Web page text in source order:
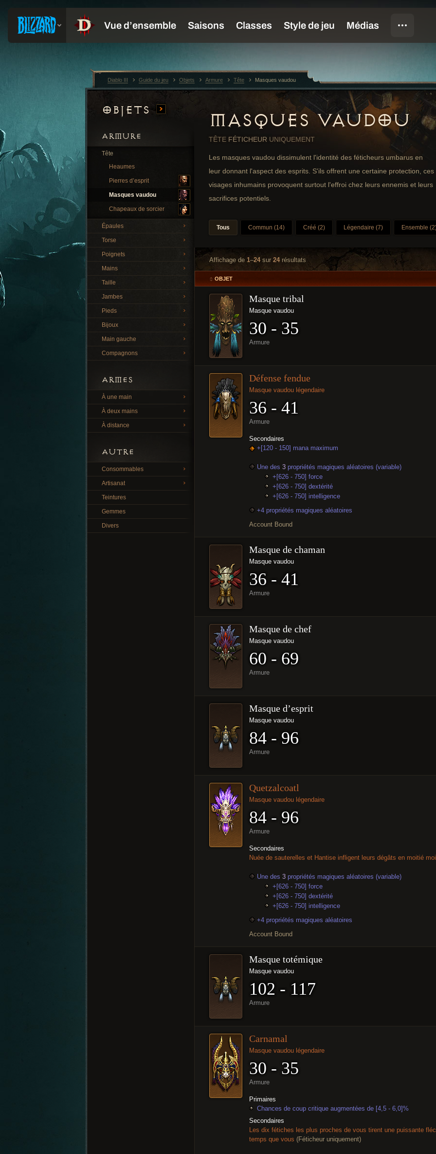
Objets
ARMURE
Tête
Heaumes
Pierres d’esprit
Masques vaudou
Chapeaux de sorcier
Épaules
Torse
Poignets
Mains
Taille
Jambes
Pieds
Bijoux
Main gauche
Compagnons
ARMES
À une main
À deux mains
À distance
AUTRE
Consommables
Artisanat
Teintures
Gemmes
Divers
MASQUES VAUDOU
TÊTE FÉTICHEUR UNIQUEMENT
Les masques vaudou dissimulent l'identité des féticheurs umbarus en
leur donnant l'aspect des esprits. S'ils offrent une certaine protection, ces
visages inhumains provoquent surtout l'effroi chez leurs ennemis et leurs
sacrifices potentiels.
Tous Commun (14) Créé (2) Légendaire (7) Ensemble
Affichage de 1–24sur 24 résultats
OBJET
Masque tribal
Masque vaudou
30 - 35
Armure
Défense fendue
Masque vaudou légendaire
36 - 41
Armure
Secondaires
+[120 - 150] mana maximum
Une des 3 propriétés magiques aléatoires (variable)
+[626 - 750] force
+[626 - 750] dextérité
+[626 - 750] intelligence
+4 propriétés magiques aléatoires
Account Bound
Masque de chaman
Masque vaudou
36 - 41
Armure
Masque de chef
Masque vaudou
60 - 69
Armure
Masque d’esprit
Masque vaudou
84 - 96
Armure
Quetzalcoatl
Masque vaudou légendaire
84 - 96
Armure
Secondaires
Nuée de sauterelles et Hantise infligent leurs dégâts en moitié
Une des 3 propriétés magiques aléatoires (variable)
+[626 - 750] force
+[626 - 750] dextérité
+[626 - 750] intelligence
+4 propriétés magiques aléatoires
Account Bound
Masque totémique
Masque vaudou
102 - 117
Armure
Carnamal
Masque vaudou légendaire
30 - 35
Armure
Primaires
Chances de coup critique augmentées de [4,5 - 6,0]%
Secondaires
Les dix fétiches les plus proches de vous tirent une puissante
temps que vous (Féticheur uniquement)
Diablo III Guide du jeu Objets Armure Tête Masques vaudou